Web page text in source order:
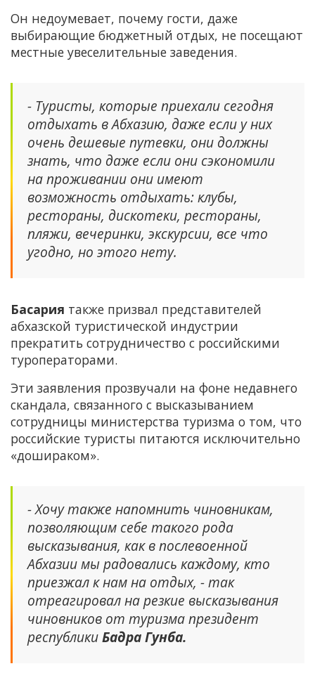
Он недоумевает, почему гости, даже
выбирающие бюджетный отдых, не посещают
местные увеселительные заведения.
- Туристы, которые приехали сегодня
отдыхать в Абхазию, даже если у них
очень дешевые путевки, они должны
знать, что даже если они сэкономили
на проживании они имеют
возможность отдыхать: клубы,
рестораны, дискотеки, рестораны,
пляжи, вечеринки, экскурсии, все что
угодно, но этого нету.
Басария также призвал представителей
абхазской туристической индустрии
прекратить сотрудничество с российскими
туроператорами.
Эти заявления прозвучали на фоне недавнего
скандала, связанного с высказыванием
сотрудницы министерства туризма о том, что
российские туристы питаются исключительно
«дошираком».
- Хочу также напомнить чиновникам,
позволяющим себе такого рода
высказывания, как в послевоенной
Абхазии мы радовались каждому, кто
приезжал к нам на отдых, - так
отреагировал на резкие высказывания
чиновников от туризма президент
республикиБадра Гунба.